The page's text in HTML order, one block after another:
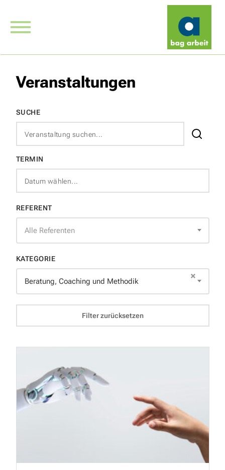
Veranstaltungen
SUCHE
TERMIN
REFERENT
Alle Referenten
KATEGORIE
×
Beratung, Coaching und Methodik
Filter zurücksetzen